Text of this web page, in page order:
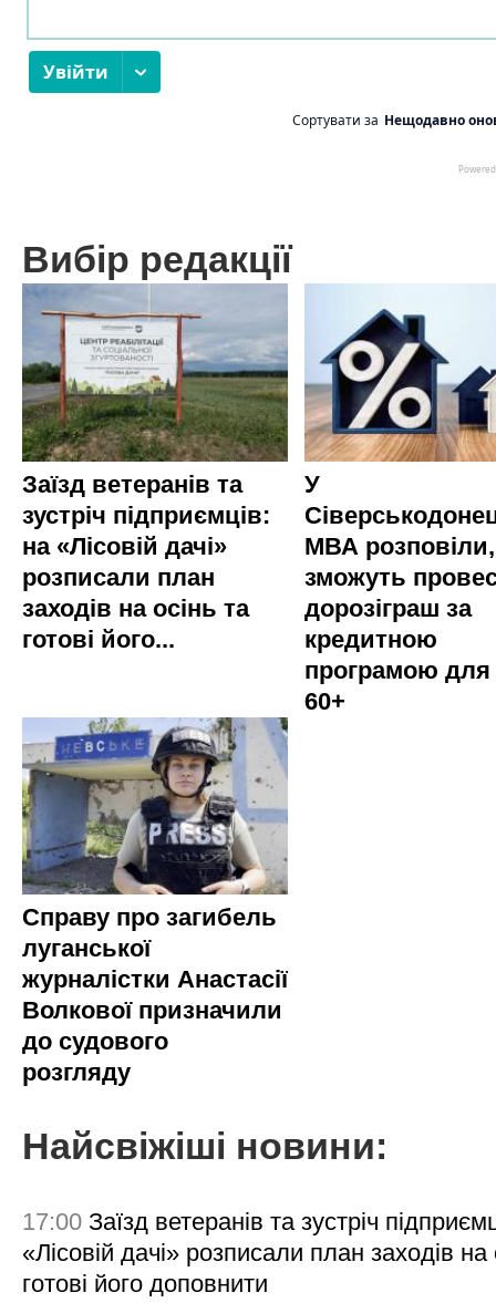
Вибір редакції
Заїзд ветеранів та
зустріч підприємців:
на «Лісовій дачі»
розписали план
заходів на осінь та
готові його...
У
МВА
зможуть
дорозіграш за
кредитною
програмою
60+
Справу про загибель
луганської
журналістки Анастасії
Волкової призначили
до судового
розгляду
Найсвіжіші новини:
17:00 Заїзд ветеранів та зустріч
«Лісовій дачі» розписали план заходів на
готові його доповнити